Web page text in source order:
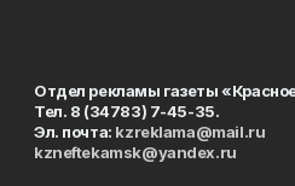
Отдел рекламы газеты
Тел. 8 (34783) 7-45-35.
Эл. почта: kzreklama@mail.ru
kzneftekamsk@yandex.ru